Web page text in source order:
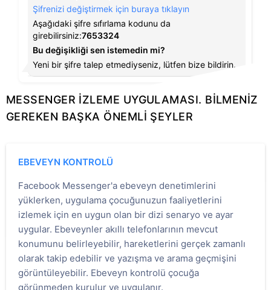
Şifrenizi değiştirmek için buraya tıklayın
Aşağıdaki şifre sıfırlama kodunu da
girebilirsiniz:7653324
Bu değişikliği sen istemedin mi?
Yeni bir şifre talep etmediyseniz, lütfen bize bildirin.
MESSENGER IZLEME UYGULAMASI. BILMENIZ
GEREKEN BAŞKA ÖNEMLI ŞEYLER
EBEVEYN KONTROLÜ
Facebook Messenger'a ebeveyn denetimlerini
yüklerken, uygulama çocuğunuzun faaliyetlerini
izlemek için en uygun olan bir dizi senaryo ve ayar
uygular. Ebeveynler akıllı telefonlarının mevcut
konumunu belirleyebilir, hareketlerini gerçek zamanlı
olarak takip edebilir ve yazışma ve arama geçmişini
görüntüleyebilir. Ebeveyn kontrolü çocuğa
görünmeden kurulur ve uygulanır.